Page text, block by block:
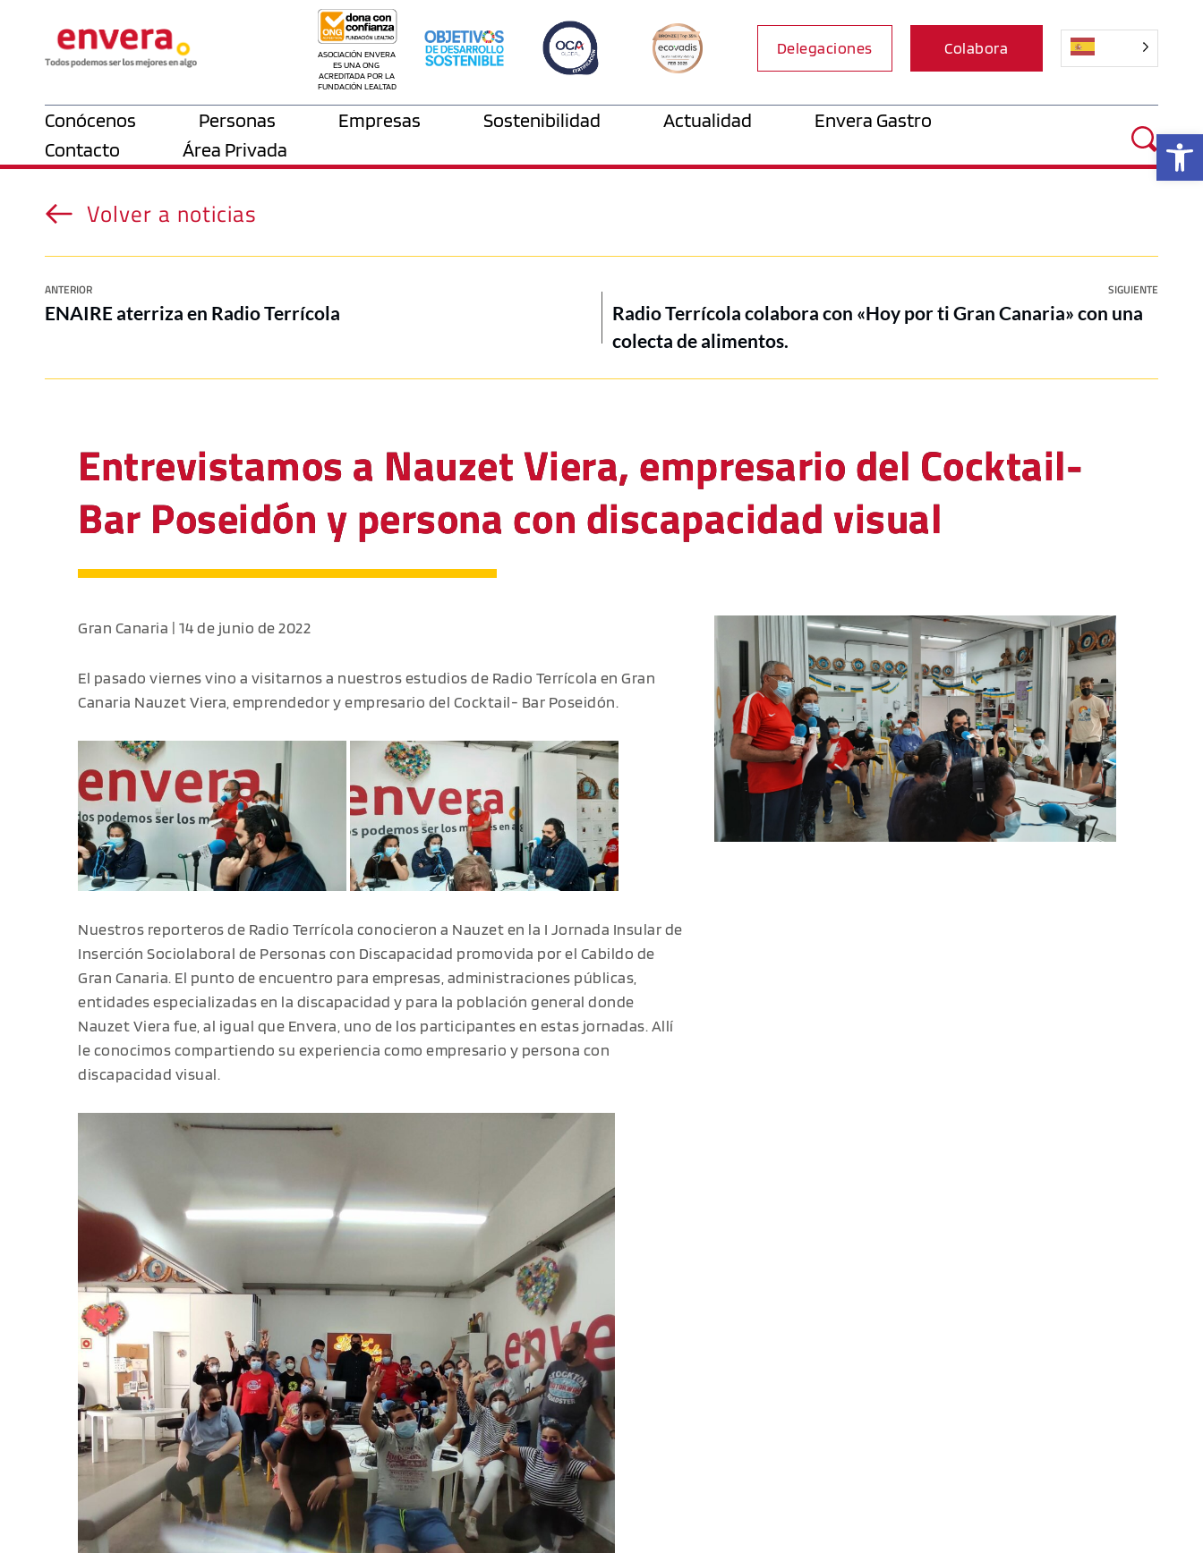
ASOCIACIÓN ENVERA
ES UNA ONG
ACREDITADA POR LA
FUNDACIÓN LEALTAD
Delegaciones Colabora
Conócenos Personas Empresas Sostenibilidad Actualidad
Envera Gastro
Contacto
Área Privada
Volver a noticias
ANTERIOR SIGUIENTE
ENAIRE aterriza en Radio Terrícola
Radio Terrícola colabora con «Hoy por ti Gran Canaria» con una
colecta de alimentos.
Entrevistamos a Nauzet Viera, empresario del Cocktail-
Bar Poseidón y persona con discapacidad visual
Gran Canaria | 14 de junio de 2022
El pasado viernes vino a visitarnos a nuestros estudios de Radio Terrícola en Gran
Canaria Nauzet Viera, emprendedor y empresario del Cocktail- Bar Poseidón.
Nuestros reporteros de Radio Terrícola conocieron a Nauzet en la I Jornada Insular de
Inserción Sociolaboral de Personas con Discapacidad promovida por el Cabildo de
Gran Canaria. El punto de encuentro para empresas, administraciones públicas,
entidades especializadas en la discapacidad y para la población general donde
Nauzet Viera fue, al igual que Envera, uno de los participantes en estas jornadas. Allí
le conocimos compartiendo su experiencia como empresario y persona con
discapacidad visual.